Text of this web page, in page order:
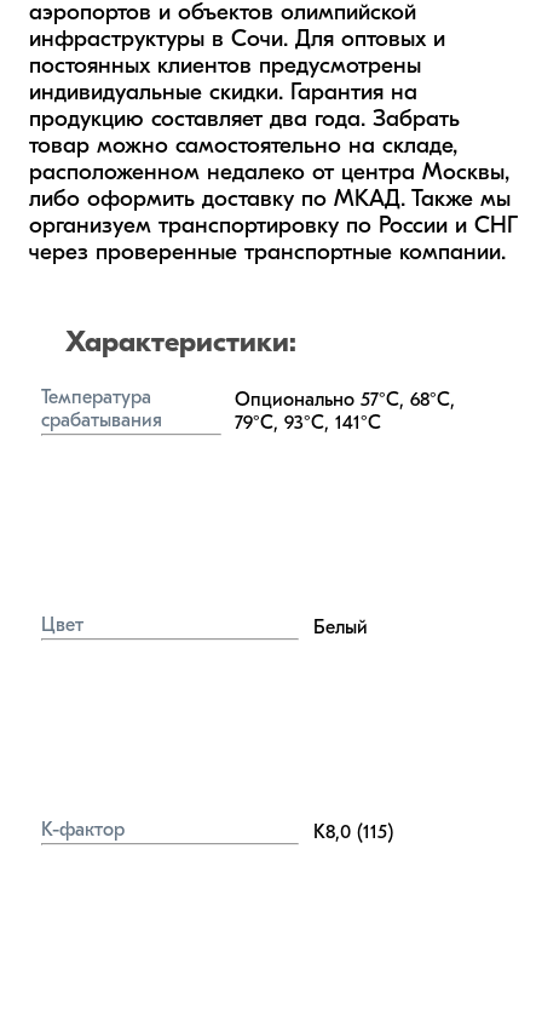
аэропортов и объектов олимпийской
инфраструктуры в Сочи. Для оптовых и
постоянных клиентов предусмотрены
индивидуальные скидки. Гарантия на
продукцию составляет два года. Забрать
товар можно самостоятельно на складе,
расположенном недалеко от центра Москвы,
либо оформить доставку по МКАД. Также мы
организуем транспортировку по России и СНГ
через проверенные транспортные компании.
Характеристики:
Температура
срабатывания
Опционально 57°С, 68°С,
79°С, 93°С, 141°С
Цвет Белый
K-фактор K8,0 (115)